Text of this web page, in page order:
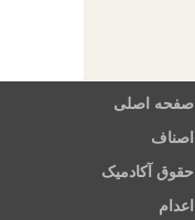
صفحه اصلی
اصناف
حقوق آکادمیک
اعدام